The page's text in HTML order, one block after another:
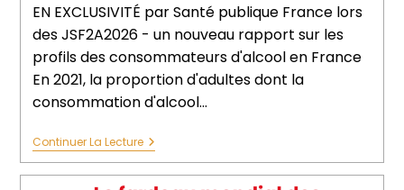
EN EXCLUSIVITÉ par Santé publique France lors
des JSF2A2026 - un nouveau rapport sur les
profils des consommateurs d'alcool en France
En 2021, la proportion d'adultes dont la
consommation d'alcool…
Continuer La Lecture